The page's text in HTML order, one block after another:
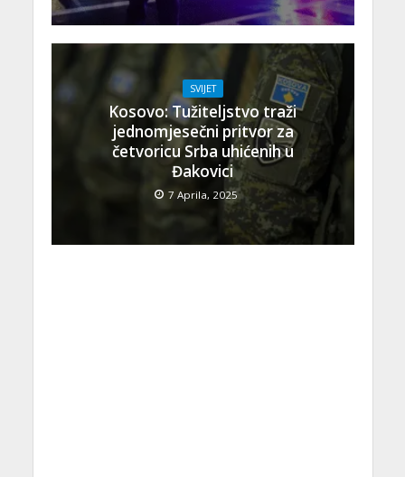
SVIJET
Kosovo: Tužiteljstvo traži
jednomjesečni pritvor za
četvoricu Srba uhićenih u
Đakovici
7 Aprila, 2025